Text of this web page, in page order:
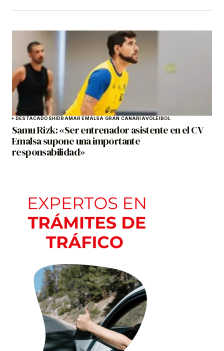
DESTACADOSHIDRAMAR EMALSA GRAN CANARIAVOLEIBOL
Samu Rizk: «Ser entrenador asistente en el CV
Emalsa supone una importante
responsabilidad»